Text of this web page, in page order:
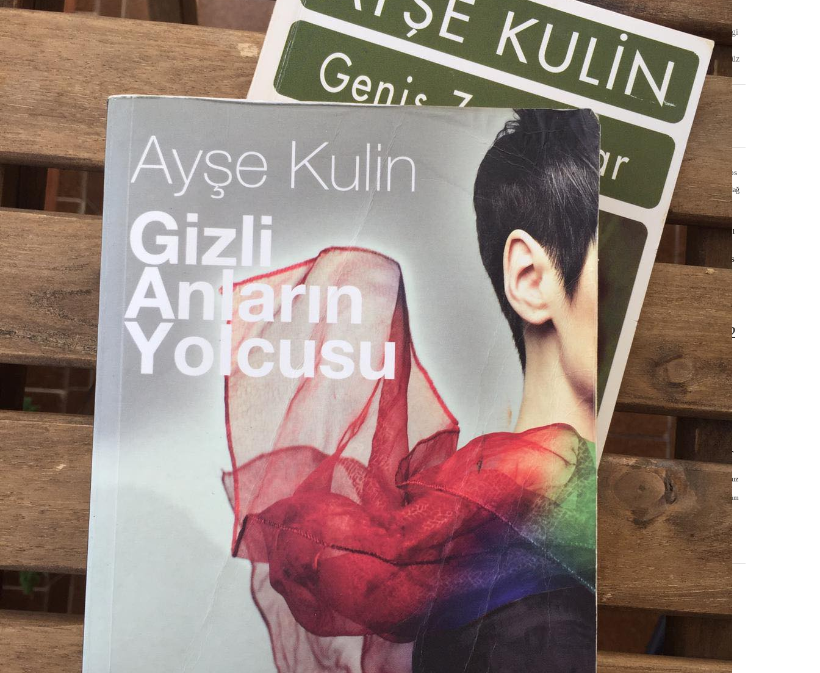
Ayşe Kulin’in kitaplarından izlenimlerimi ilk kez 1 Mayıs günü paylaşmıştım. Bu dördüncü ve umarım son yazı olur. Kulin’in roman karakterlerinin peşine düşmekten, iz
sürmekten sıkıldım.
Kulin’in anı-roman ve biyografi-romanlarını hatta anılarını ilgiyle okuduğumdan, kurgu romanlarını ise “Önerilecekler” listeme koymadığımdan daha önce de söz etmiştim.
Yazarın bazı kitaplarında maddi-teknik eksikliklere takılıp, romanın içine giremediğimi, kitapta kurgulanan hikâyeye epey dışardan bakarak okuyup bitirdiğimi anlatmıştım.
Özellikle eşcinsel aşkın anlatıldığı dört kitaplık seri hakkında uzun uzun yazmıştım. Serinin ilk üç kitabını bu süreçte yeniden okuduğumu, hatta yazarken bazı ayrıntıları kontrol
etmek için her birinin sayfalarını defalarca yeniden karıştırdığımı da biliyorsunuz.
Kurgu kitapları arasında hakkında en çok konuşulan, dedikodusu fazlaca yapılan ilk iki kitabın ( Gizli Anlar Yolcusu
) fotoğrafını da bu yazıya ekliyorum. Dün;
yazarımızın Ayşe Arman ile bu iki kitap için yapmış olduğu söyleşiyi okudum. Eşcinsel aşkın anlatıldığı bu romanlarla ilgili olarak koparılan yaygarayı ve Kulin’in bu eleştirilere
verdiği yanıtları merak edenlere bu söyleşiyi internetten bulup, okumalarını öneririm.
https://www.hurriyet.com.tr/canim-istedi-escinsel-romani-yazdim-19229554
Ayşe Kulin diğer kitapları hakkında da eleştirmenlerin tutumundan duyduğu üzüntüyü defalarca ifade etmişti. Çeşitli söyleşilerinde, “
Ben, çok satmak gibi büyük ayıbı olan bir
yazarım”dediğini biliyoruz. Kitaplarının çok satması nedeniyle suçlanmasına, bazı edebiyat çevreleri tarafından edebiyatçı olarak ciddiye alınmamasına, biyografi yazarı olarak
tanımlanmasına haklı olarak çok kırılmıştı.
Benim de üzüldüğüm bir anısını paylaşmak istiyorum:
adlı romanının yayınlandığı dönemde bir gün Doğan Hızlan tarafından televizyon programına davet edilir.
Programa bir yazar daha davetlidir. Söz sırası Kulin’in gelince, Doğan Hızlan ilk sorusunu sorar: “Kitabınız için çok işlenmiş, çok popüler bir konu seçmişsiniz. Herhalde iyi bir
satış bekliyorsunuz!”
Ne desin? Nasıl cevap versin bu giriş cümlesine Kulin?
Yakışıyor mu duayen edebiyat eleştirmeni, yılların entellektüeli Doğan Hızlan’a bu cümle?
Kulin’in yazdıklarını hafife alabilir, kitaplarını popüler yazın olarak değerlendirebilirsiniz. Ama programınıza davet ettiğiniz konuğunuza daha açılış cümlenizde saldırganca
davranmanız affedilemez. Lafı dolandırmaya hiç gerek yok. Kulin’e yapılan ayıptır.
Doğan Hızlan madem televizyonda bir edebiyat programı yapıyor, o halde sadece Kulin’in popülerliğinden yaralanmak ya da aşağılamak için iyi edebiyatçı olmadığını düşündüğü
Ayşe Kulin’i davet etmemeliydi.
Ünlü bir kadın yazarımız da, yıllar önce, kitapları satış rekorları kıran Kulin için; “O edebiyatçı değil” demiş ve hayran okuru olan beni bile üzmüştü.
Kulin son yıllarda yaptığı söyleşilerde; hakkındaki eleştirileri okumadığını ve dar bir edebiyatçı çevresine sıkışmış, “eski” değerlere tutunmuş eleştirmenlerin söylediklerini
önemsemediğini defalarca belirtti. Kulin; üniversitelerde “Eleştiri” bölümleri açılmaya başlamış olmasını memnuniyetle karşıladığını, halen bu bölümlerde öğrenim gören
gençlerin gelecekte yeni nesil eleştirmenler olarak yapacakları değerlendirmeleri beklediğini söylüyor.
Biyografi ve dönem hikâyesi olarak yazdığı kitapları ve kaleme aldığı anılarıyla binlerce kişinin; belki de okul dışı kitapla ilk kez tanışmasını, kitap okumasını sağlamış olmasını
tek başına muazzam bir başarı olarak görüyorum.
Otuz beş adet yayınlanmış kitabı bulunan yazarımızın özellikle Adı AylinveNefes Nefese adlı kitapları birçok dile çevrildi. Nefes Nefese tam otuz iki ülkede yayınlandı ve
İtalya’da “Yabancı Çeviri Roman” dalında ödül aldı. Ayşe Kulin yazını hakkında Yüksek Lisans ve Doktora tezi yazıldı.
Bu başarıları nasıl küçümseriz? Hele de; “edebiyatçı” kimlikleri ile üniversitelerde, özel kurslarda yazma dersi vererek, para kazanan onlarca yazarımızın tek bir kitabının bile,
herhangi bir dile çevrilmediğini ve dar bir arkadaş/tanış çevresi dışında okunmadıklarını bilirken.
Artık konuyu toparlama zamanı. Önceki üç yazıda Kulin kitaplığından ayrıntılı olarak söz ettim, bazılarının konularını bile anlattım. On gündür elimde olan, evirip çevirdiğim
Kulin kitapları hakkında son olarak, genel gözlemlerimi sıralamak istiyorum.
Cemal Durgun
AYIN KARANLIK YÜZÜ /
Nimet Şengüliçin Bengi Birgi
KADER EŞİTLİĞİ / Selçuk
Karadağ
için Ali Emir Gürbüz
ETİKETLER
#annieernaux #ağustos
#bahar #dileküstündağ
#edebiyatdergisi
#edebiyatdünyası
#edebiyathaber #eylül
#fanzin
#kentlervekadınlar
#Mayıs
#neokudum
#panzehirdosya
#panzehirkitap
#panzehirsöyleşi
#panzehirşiirler
#yeniçıkanlar 2022
aralık deneme deryaerkenci
edebiyat edergi
en yeniler kadın kitap
nisan ocak panzehir
panzehiröykü
panzehiröyküler
roman sinema temmuz
türkedebiyatı ölüm
öykü şiir şubat
KATEGORILER
Analiz/ Yorum/ Kitap
Bilim
Çeviri